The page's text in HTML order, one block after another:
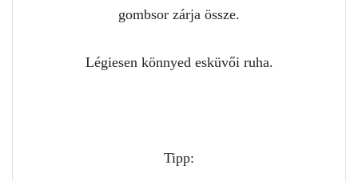
gombsor zárja össze.
Légiesen könnyed esküvői ruha.
Tipp: